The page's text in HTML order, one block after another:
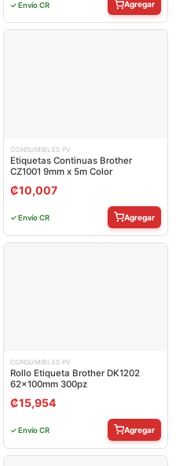
✓ Envío CR Agregar
CONSUMIBLES PV
Etiquetas Continuas Brother
CZ1001 9mm x 5m Color
₡10,007
✓ Envío CR Agregar
CONSUMIBLES PV
Rollo Etiqueta Brother DK1202
62x100mm 300pz
₡15,954
✓ Envío CR Agregar